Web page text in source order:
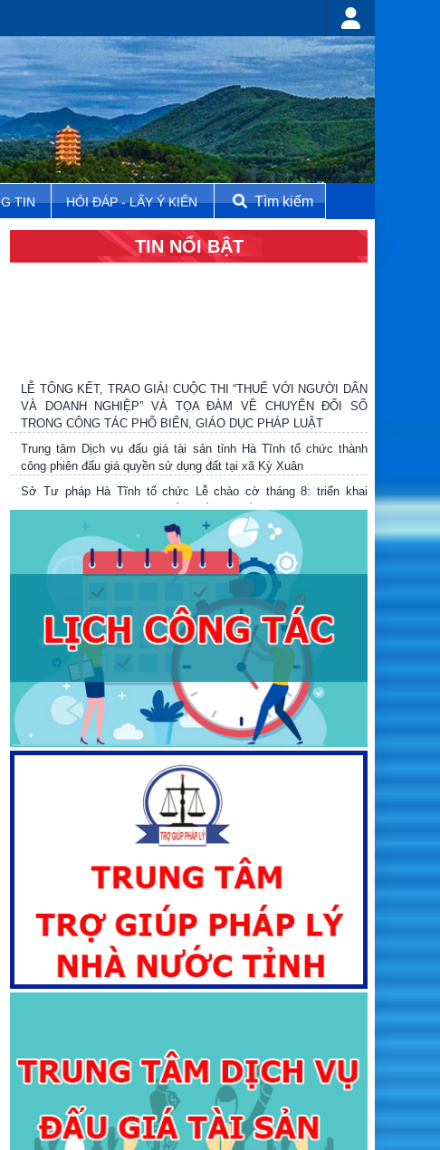
TIN HỎI ĐÁP - LẤY Ý KIẾN Tìm kiếm
TIN NỔI BẬT
TRONG CÔNG TÁC PHỔ BIẾN, GIÁO DỤC PHÁP LUẬT
Trung tâm Dịch vụ đấu giá tài sản tỉnh Hà Tĩnh tổ chức thành
công phiên đấu giá quyền sử dụng đất tại xã Kỳ Xuân
Sở Tư pháp Hà Tĩnh tổ chức Lễ chào cờ tháng 8: triển khai
nhiệm vụ trọng tâm, công bố quyết định về công tác cán bộ và
quán triệt các quy định mới của Trung ương
Chính sách nổi bật có hiệu lực từ tháng 8
Sở Tư pháp ký kết Bản ghi nhớ hợp tác với Trung tâm Trọng tài
Quốc tế Việt Nam và tổ chức Hội nghị tập huấn về kỹ năng soạn
thảo, đàm phán, ký kết hợp đồng, giải quyết tranh chấp phát sinh